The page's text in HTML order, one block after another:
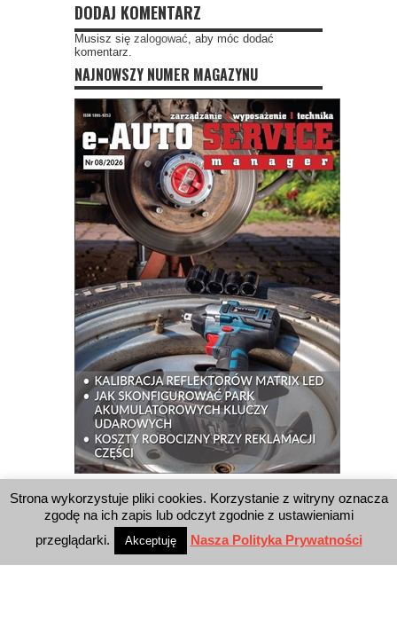
DODAJ KOMENTARZ
Musisz się zalogować, aby móc dodać
komentarz.
NAJNOWSZY NUMER MAGAZYNU
WYSZUKIWARKA
Strona wykorzystuje pliki cookies. Korzystanie z witryny oznacza
zgodę na ich zapis lub odczyt zgodnie z ustawieniami
przeglądarki.
Akceptuję Nasza Polityka Prywatności